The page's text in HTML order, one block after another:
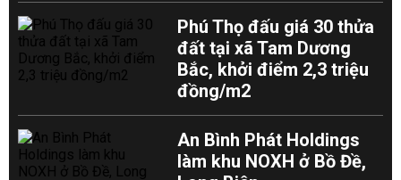
Phú Thọ đấu giá 30 thửa
đất tại xã Tam Dương
Bắc, khởi điểm 2,3 triệu
đồng/m2
An Bình Phát Holdings
làm khu NOXH ở Bồ Đề,